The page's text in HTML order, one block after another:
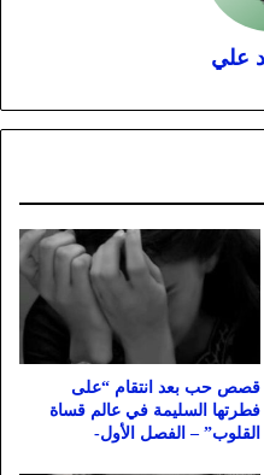
علي
قصص حب بعد انتقام “على
فطرتها السليمة في عالم قساة
القلوب” – الفصل الأول-